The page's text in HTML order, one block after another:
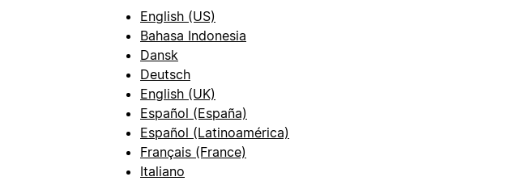
English (US)
Bahasa Indonesia
Dansk
Deutsch
English (UK)
Español (España)
Español (Latinoamérica)
Français (France)
Italiano